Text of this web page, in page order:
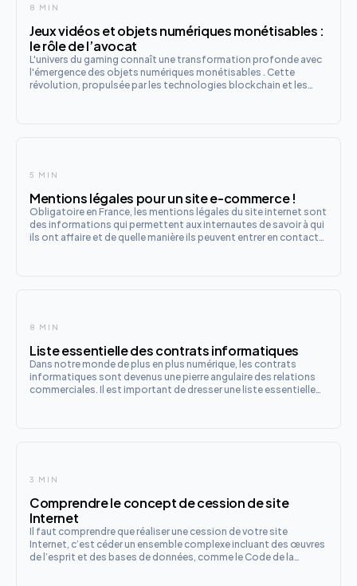
8 MIN
Jeux vidéos et objets numériques monétisables :
le rôle de l’avocat
L'univers du gaming connaît une transformation profonde avec
l'émergence des objets numériques monétisables . Cette
révolution, propulsée par les technologies blockchain et les
5 MIN
Mentions légales pour un site e-commerce !
Obligatoire en France, les mentions légales du site internet sont
des informations qui permettent aux internautes de savoir à qui
ils ont affaire et de quelle manière ils peuvent entrer en contact
8 MIN
Liste essentielle des contrats informatiques
Dans notre monde de plus en plus numérique, les contrats
informatiques sont devenus une pierre angulaire des relations
commerciales. Il est important de dresser une liste essentielle
3 MIN
Comprendre le concept de cession de site
Internet
Il faut comprendre que réaliser une cession de votre site
Internet, c’est céder un ensemble complexe incluant des œuvres
de l’esprit et des bases de données, comme le Code de la